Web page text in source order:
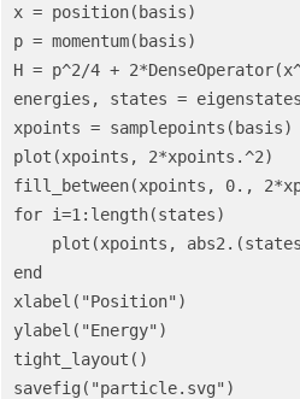
x = position(basis)
p = momentum(basis)
H = p^2/4 +
energies, states =
xpoints = samplepoints(basis)
plot(xpoints, 2*xpoints.^2)
fill_between(xpoints, 0.,
for i=1:length(states)
plot(xpoints,
end
xlabel("Position")
ylabel("Energy")
tight_layout()
savefig("particle.svg")